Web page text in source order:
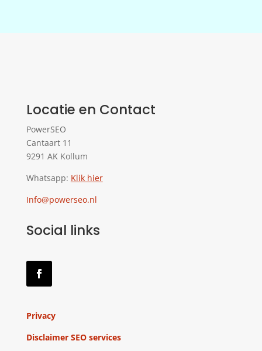
Locatie en Contact
PowerSEO
Cantaart 11
9291 AK Kollum
Whatsapp: Klik hier
Info@powerseo.nl
Social links
Privacy
Disclaimer SEO services